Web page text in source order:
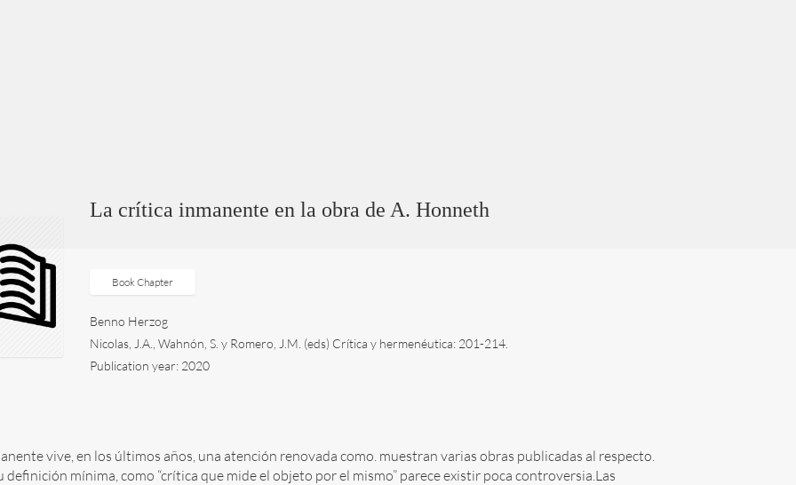
La crítica inmanente en la obra de A. Honneth
Book Chapter
Benno Herzog
Nicolas, J.A., Wahnón, S. y Romero, J.M. (eds) Crítica y hermenéutica: 201-214.
Publication year: 2020
vive, en los últimos años, una atención renovada como. muestran varias obras publicadas al respecto.
definición mínima, como “crítica que mide el objeto por el mismo” parece existir poca controversia.Las